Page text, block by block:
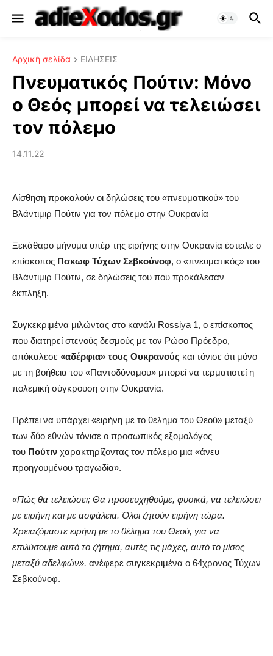
Αρχική σελίδα ΕΙΔΗΣΕΙΣ
Πνευματικός Πούτιν: Μόνο
ο Θεός μπορεί να τελειώσει
τον πόλεμο
14.11.22
Αίσθηση προκαλούν οι δηλώσεις του «πνευματικού» του
Βλάντιμιρ Πούτιν για τον πόλεμο στην Ουκρανία
Ξεκάθαρο μήνυμα υπέρ της ειρήνης στην Ουκρανία έστειλε ο
επίσκοπος Πσκωφ Τύχων Σεβκούνοφ, ο «πνευματικός» του
Βλάντιμιρ Πούτιν, σε δηλώσεις του που προκάλεσαν
έκπληξη.
Συγκεκριμένα μιλώντας στο κανάλι Rossiya 1, ο επίσκοπος
που διατηρεί στενούς δεσμούς με τον Ρώσο Πρόεδρο,
απόκαλεσε «αδέρφια» τους Ουκρανούς και τόνισε ότι μόνο
με τη βοήθεια του «Παντοδύναμου» μπορεί να τερματιστεί η
πολεμική σύγκρουση στην Ουκρανία.
Πρέπει να υπάρχει «ειρήνη με το θέλημα του Θεού» μεταξύ
των δύο εθνών τόνισε ο προσωπικός εξομολόγος
του Πούτιν χαρακτηρίζοντας τον πόλεμο μια «άνευ
προηγουμένου τραγωδία».
«Πώς θα τελειώσει; Θα προσευχηθούμε, φυσικά, να τελειώσει
με ειρήνη και με ασφάλεια. Όλοι ζητούν ειρήνη τώρα.
Χρειαζόμαστε ειρήνη με το θέλημα του Θεού, για να
επιλύσουμε αυτό το ζήτημα, αυτές τις μάχες, αυτό το μίσος
μεταξύ αδελφών», ανέφερε συγκεκριμένα ο 64χρονος Τύχων
Σεβκούνοφ.